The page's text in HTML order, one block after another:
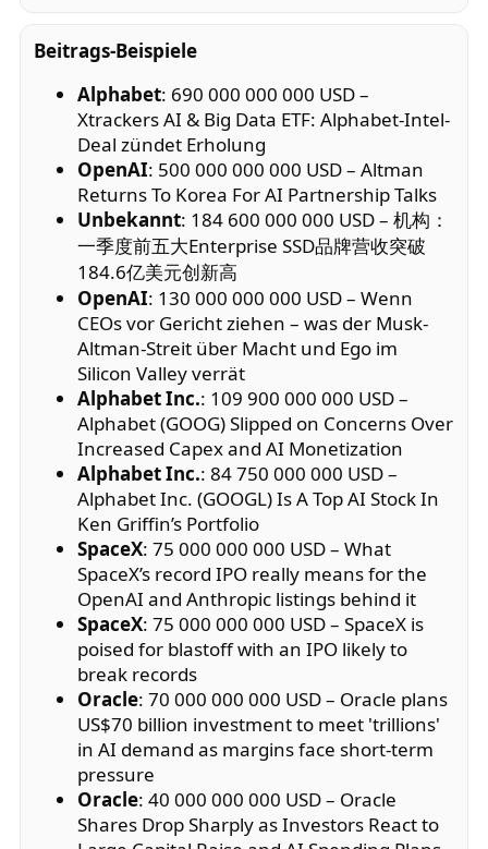
Beitrags-Beispiele
Alphabet: 690 000 000 000 USD –
Xtrackers AI & Big Data ETF: Alphabet-Intel-
Deal zündet Erholung
OpenAI: 500 000 000 000 USD – Altman
Returns To Korea For AI Partnership Talks
Unbekannt: 184 600 000 000 USD – 机构：
一季度前五大Enterprise SSD品牌营收突破
184.6亿美元创新高
OpenAI: 130 000 000 000 USD – Wenn
CEOs vor Gericht ziehen – was der Musk-
Altman-Streit über Macht und Ego im
Silicon Valley verrät
Alphabet Inc.: 109 900 000 000 USD –
Alphabet (GOOG) Slipped on Concerns Over
Increased Capex and AI Monetization
Alphabet Inc.: 84 750 000 000 USD –
Alphabet Inc. (GOOGL) Is A Top AI Stock In
Ken Griffin’s Portfolio
SpaceX: 75 000 000 000 USD – What
SpaceX’s record IPO really means for the
OpenAI and Anthropic listings behind it
SpaceX: 75 000 000 000 USD – SpaceX is
poised for blastoff with an IPO likely to
break records
Oracle: 70 000 000 000 USD – Oracle plans
US$70 billion investment to meet 'trillions'
in AI demand as margins face short-term
pressure
Oracle: 40 000 000 000 USD – Oracle
Shares Drop Sharply as Investors React to